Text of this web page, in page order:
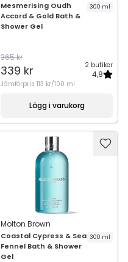
Mesmerising Oudh
Accord & Gold Bath &
Shower Gel
300 ml
365 kr
339 kr 2 butiker
4,8
Jämförpris 113 kr/100 ml
Lägg i varukorg
Molton Brown
Coastal Cypress & Sea
Fennel Bath & Shower
Gel
300 ml